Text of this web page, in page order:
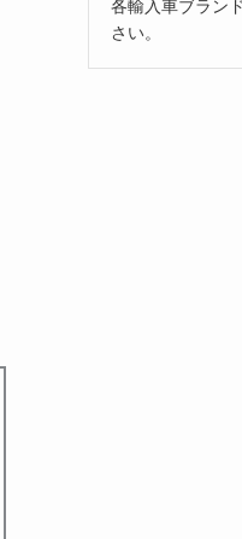
各輸入車ブラン
さい。